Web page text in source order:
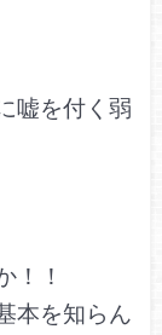
嘘を付く弱
！！
本を知らん